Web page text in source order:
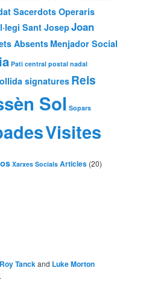
Sacerdots Operaris
Sant JosepJoan
Absents Menjador Social
Pati central postal nadal
signaturesReis
Sol Sopars
Visites
Xarxes Socials Articles (20)
Roy Tanckand Luke Morton